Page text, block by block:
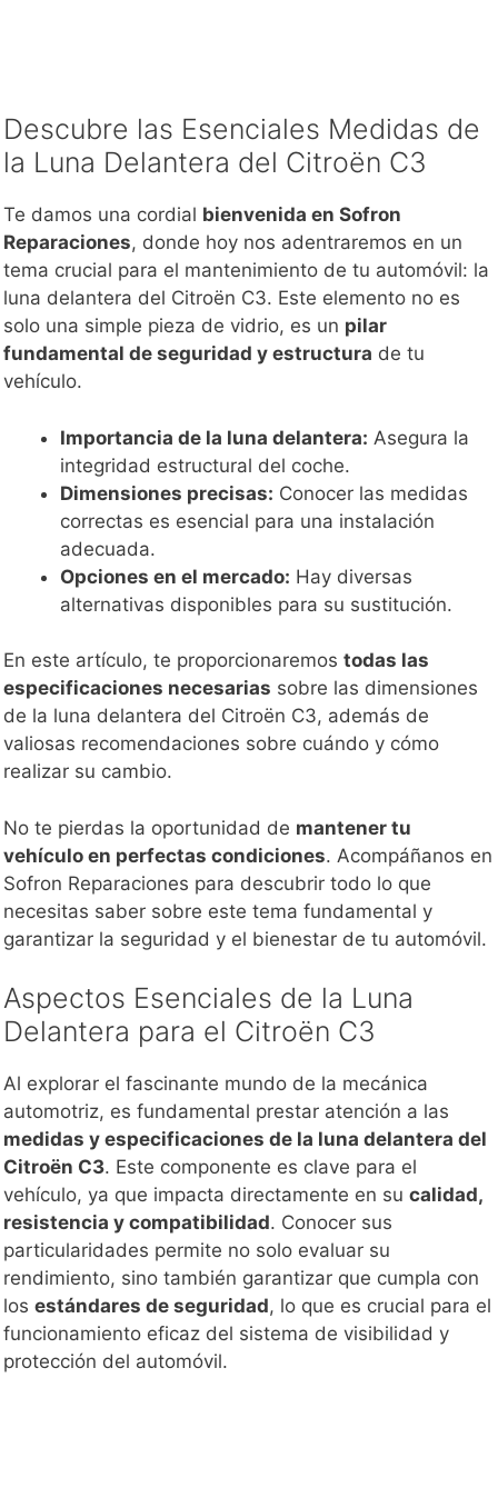
Descubre las Esenciales Medidas de
la Luna Delantera del Citroën C3
Te damos una cordial bienvenida en Sofron
Reparaciones, donde hoy nos adentraremos en un
tema crucial para el mantenimiento de tu automóvil: la
luna delantera del Citroën C3. Este elemento no es
solo una simple pieza de vidrio, es un pilar
fundamental de seguridad y estructura de tu
vehículo.
Importancia de la luna delantera: Asegura la
integridad estructural del coche.
Dimensiones precisas: Conocer las medidas
correctas es esencial para una instalación
adecuada.
Opciones en el mercado: Hay diversas
alternativas disponibles para su sustitución.
En este artículo, te proporcionaremos todas las
especificaciones necesarias sobre las dimensiones
de la luna delantera del Citroën C3, además de
valiosas recomendaciones sobre cuándo y cómo
realizar su cambio.
No te pierdas la oportunidad de mantener tu
vehículo en perfectas condiciones. Acompáñanos en
Sofron Reparaciones para descubrir todo lo que
necesitas saber sobre este tema fundamental y
garantizar la seguridad y el bienestar de tu automóvil.
Aspectos Esenciales de la Luna
Delantera para el Citroën C3
Al explorar el fascinante mundo de la mecánica
automotriz, es fundamental prestar atención a las
medidas y especificaciones de la luna delantera del
Citroën C3. Este componente es clave para el
vehículo, ya que impacta directamente en su calidad,
resistencia y compatibilidad. Conocer sus
particularidades permite no solo evaluar su
rendimiento, sino también garantizar que cumpla con
los estándares de seguridad, lo que es crucial para el
funcionamiento eficaz del sistema de visibilidad y
protección del automóvil.